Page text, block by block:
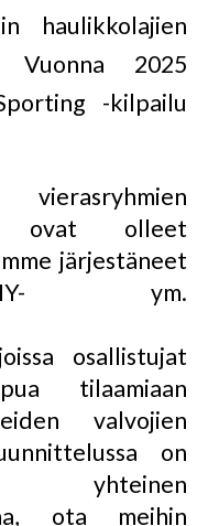
haulikkolajien
Vuonna 2025
-kilpailu
ovat olleet
järjestäneet
ym.
osallistujat
tilaamiaan
valvojien
on
ota meihin